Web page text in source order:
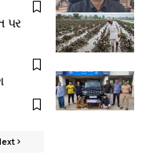
પર